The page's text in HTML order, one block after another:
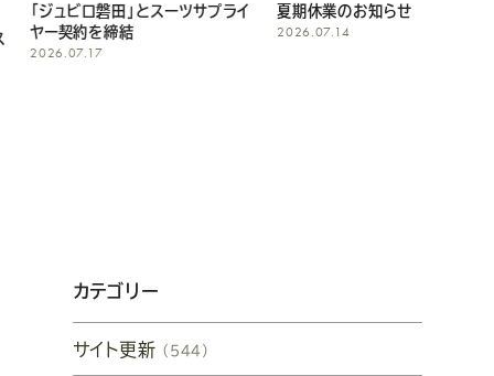
「ジュビロ磐田」とスーツサプライ
ヤー契約を締結
2026.07.17
夏期休業のお知らせ
2026.07.14
カテゴリー
サイト更新 （544）